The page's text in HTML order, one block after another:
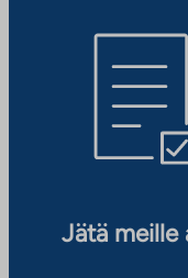
Jätä meille